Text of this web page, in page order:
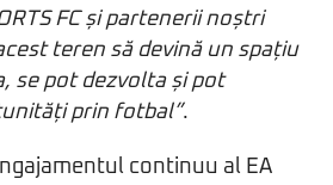
FC și partenerii noștri
teren să devină un spațiu
se pot dezvolta și pot
prin fotbal”.
continuu al EA